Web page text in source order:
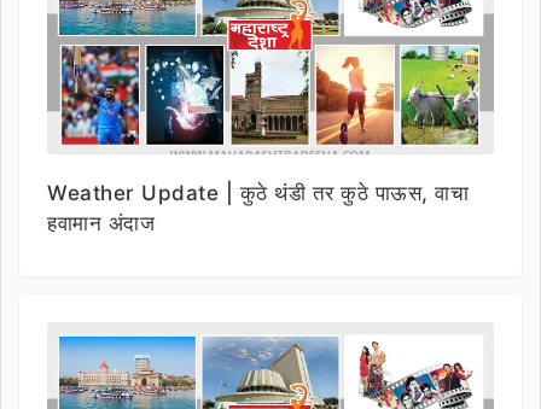
Weather Update | कुठे थंडी तर कुठे पाऊस, वाचा
हवामान अंदाज